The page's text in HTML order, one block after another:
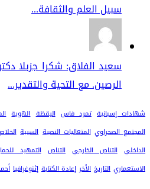
سبيل العلم والثقافة...
سعيد الفلاق: شكرا جزيلا
الرصين. مع التحية والتقدير...
شهادات إسبانية تمرد فاس اليقظة الهوية
المجتمع الصحراوي المتعاليات النصية السيبة
الداخلي التناص الخارجي التناص التمهيد
الاستعماري التاريخ الأخر إعادة الكتابة إثنوغرافيا